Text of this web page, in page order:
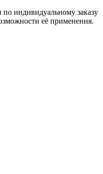
индивидуальному заказу
её применения.